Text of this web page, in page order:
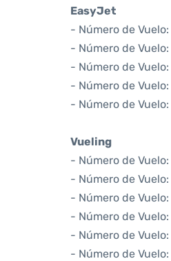
EasyJet
- Número de Vuelo:
- Número de Vuelo:
- Número de Vuelo:
- Número de Vuelo:
- Número de Vuelo:
Vueling
- Número de Vuelo:
- Número de Vuelo:
- Número de Vuelo:
- Número de Vuelo:
- Número de Vuelo:
- Número de Vuelo: